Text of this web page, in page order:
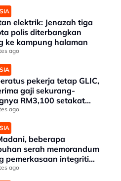
elektrik: Jenazah tiga
polis diterbangkan
ke kampung halaman
ago
pekerja tetap GLIC,
gaji sekurang-
RM3,100 setakat
ago
beberapa
serah memorandum
pemerkasaan integriti
Haji
ago